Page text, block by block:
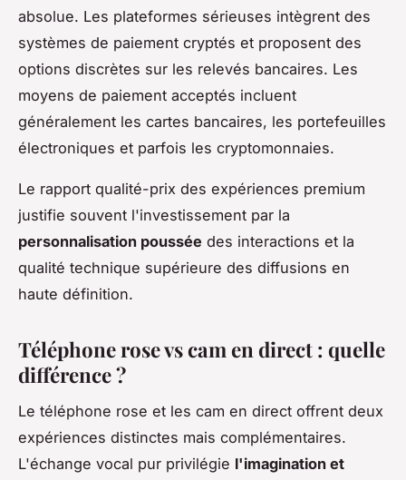
absolue. Les plateformes sérieuses intègrent des
systèmes de paiement cryptés et proposent des
options discrètes sur les relevés bancaires. Les
moyens de paiement acceptés incluent
généralement les cartes bancaires, les portefeuilles
électroniques et parfois les cryptomonnaies.
Le rapport qualité-prix des expériences premium
justifie souvent l'investissement par la
personnalisation poussée des interactions et la
qualité technique supérieure des diffusions en
haute définition.
Téléphone rose vs cam en direct : quelle
différence ?
Le téléphone rose et les cam en direct offrent deux
expériences distinctes mais complémentaires.
L'échange vocal pur privilégie l'imagination et